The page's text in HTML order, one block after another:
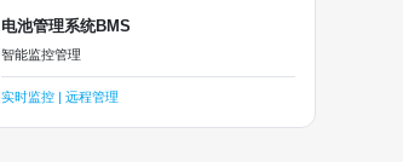
电池管理系统BMS
智能监控管理
实时监控 | 远程管理